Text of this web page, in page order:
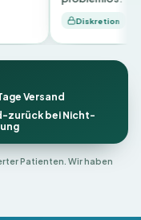
Diskretion
Versand
zurück bei Nicht-
Patienten. Wir haben